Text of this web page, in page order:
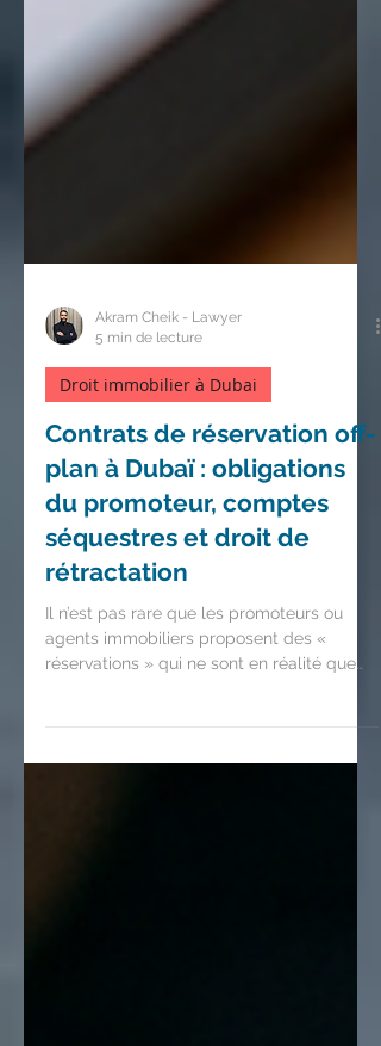
Akram Cheik - Lawyer
5 min de lecture
Droit immobilier à Dubai
Contrats de réservation off-
plan à Dubaï : obligations
du promoteur, comptes
séquestres et droit de
rétractation
Il n’est pas rare que les promoteurs ou
d’un dépôt, souvent entre 5 % et 10 % du